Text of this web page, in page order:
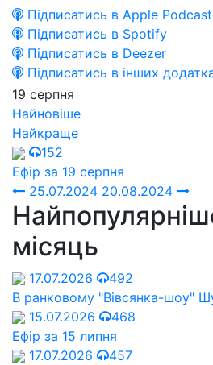
Підписатись в Apple
Підписатись в Spotify
Підписатись в Deezer
Підписатись в інших
19 серпня
Найновіше
Найкраще
152
Ефір за 19 серпня
25.07.2024 20.08.2024
місяць
17.07.2026
492
В ранковому "Вівсянка-шоу"
15.07.2026
468
Ефір за 15 липня
17.07.2026
457